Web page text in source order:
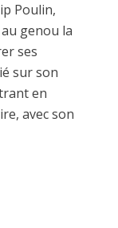
Poulin,
genou la
ses
sur son
en
avec son